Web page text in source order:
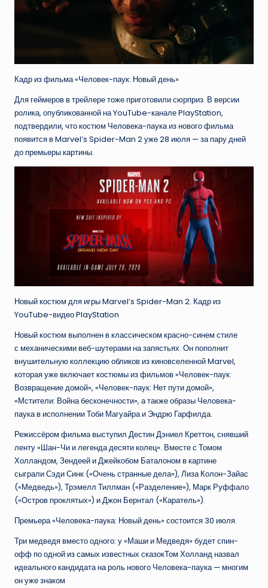
Кадр из фильма «Человек-паук: Новый день»
Для геймеров в трейлере тоже приготовили сюрприз. В версии
ролика, опубликованной на YouTube-канале PlayStation,
подтвердили, что костюм Человека-паука из нового фильма
появится в Marvel’s Spider-Man 2 уже 28 июля — за пару дней
до премьеры картины.
Новый костюм для игры Marvel’s Spider-Man 2. Кадр из
YouTube-видео PlayStation
Новый костюм выполнен в классическом красно-синем стиле
с механическими веб-шутерами на запястьях. Он пополнит
внушительную коллекцию обликов из киновселенной Marvel,
которая уже включает костюмы из фильмов «Человек-паук:
Возвращение домой», «Человек-паук: Нет пути домой»,
«Мстители: Война бесконечности», а также образы Человека-
паука в исполнении Тоби Магуайра и Эндрю Гарфилда.
Режиссёром фильма выступил Дестин Дэниел Креттон, снявший
ленту «Шан-Чи и легенда десяти колец». Вместе с Томом
Холландом, Зендеей и Джейкобом Баталоном в картине
сыграли Сэди Синк («Очень странные дела»), Лиза Колон-Зайас
(«Медведь»), Трэмелл Тиллман («Разделение»), Марк Руффало
(«Остров проклятых») и Джон Бернтал («Каратель»).
Премьера «Человека-паука: Новый день» состоится 30 июля.
Три медведя вместо одного: у «Маши и Медведя» будет спин-
офф по одной из самых известных сказокТом Холланд назвал
идеального кандидата на роль нового Человека-паука — многим
он уже знаком